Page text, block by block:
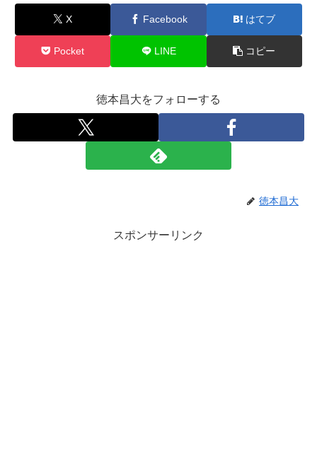
X Facebook はてブ
Pocket LINE コピー
徳本昌大をフォローする
徳本昌大
スポンサーリンク